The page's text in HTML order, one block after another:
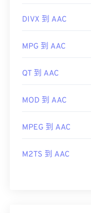
DIVX 到 AAC
MPG 到 AAC
QT 到 AAC
MOD 到 AAC
MPEG 到 AAC
M2TS 到 AAC